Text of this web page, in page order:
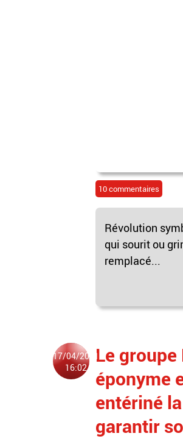
10 commentaires
Révolution
qui sourit ou
remplacé...
17/04/2021
16:02
Le
éponyme
entériné
garantir